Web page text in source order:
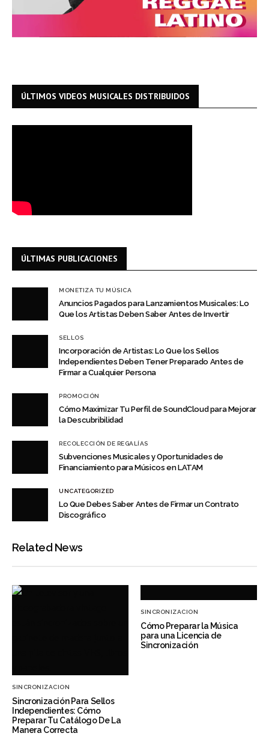
ÚLTIMOS VIDEOS MUSICALES DISTRIBUIDOS
ÚLTIMAS PUBLICACIONES
MONETIZA TU MÚSICA
Anuncios Pagados para Lanzamientos Musicales: Lo
Que los Artistas Deben Saber Antes de Invertir
SELLOS
Incorporación de Artistas: Lo Que los Sellos
Independientes Deben Tener Preparado Antes de
Firmar a Cualquier Persona
PROMOCIÓN
Cómo Maximizar Tu Perfil de SoundCloud para Mejorar
la Descubribilidad
RECOLECCIÓN DE REGALÍAS
Subvenciones Musicales y Oportunidades de
Financiamiento para Músicos en LATAM
UNCATEGORIZED
Lo Que Debes Saber Antes de Firmar un Contrato
Discográfico
Related News
SINCRONIZACION
Sincronización Para Sellos
Independientes: Cómo
Preparar Tu Catálogo De La
Manera Correcta
SINCRONIZACION
Cómo Preparar la Música
para una Licencia de
Sincronización